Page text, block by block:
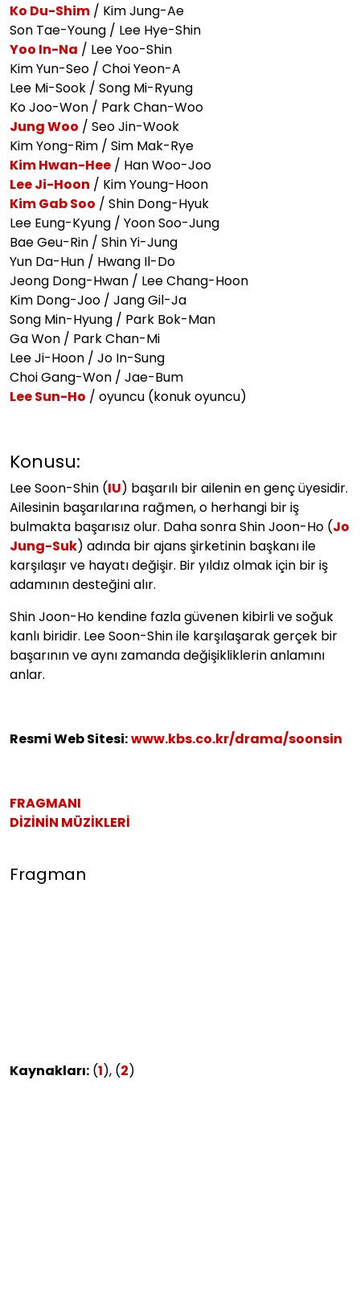
Ko Du-Shim / Kim Jung-Ae
Son Tae-Young / Lee Hye-Shin
Yoo In-Na / Lee Yoo-Shin
Kim Yun-Seo / Choi Yeon-A
Lee Mi-Sook / Song Mi-Ryung
Ko Joo-Won / Park Chan-Woo
Jung Woo / Seo Jin-Wook
Kim Yong-Rim / Sim Mak-Rye
Kim Hwan-Hee / Han Woo-Joo
Lee Ji-Hoon / Kim Young-Hoon
Kim Gab Soo / Shin Dong-Hyuk
Lee Eung-Kyung / Yoon Soo-Jung
Bae Geu-Rin / Shin Yi-Jung
Yun Da-Hun / Hwang Il-Do
Jeong Dong-Hwan / Lee Chang-Hoon
Kim Dong-Joo / Jang Gil-Ja
Song Min-Hyung / Park Bok-Man
Ga Won / Park Chan-Mi
Lee Ji-Hoon / Jo In-Sung
Choi Gang-Won / Jae-Bum
Lee Sun-Ho / oyuncu (konuk oyuncu)
Konusu:
Lee Soon-Shin (IU) başarılı bir ailenin en genç üyesidir.
Ailesinin başarılarına rağmen, o herhangi bir iş
bulmakta başarısız olur. Daha sonra Shin Joon-Ho (Jo
Jung-Suk) adında bir ajans şirketinin başkanı ile
karşılaşır ve hayatı değişir. Bir yıldız olmak için bir iş
adamının desteğini alır.
Shin Joon-Ho kendine fazla güvenen kibirli ve soğuk
kanlı biridir. Lee Soon-Shin ile karşılaşarak gerçek bir
başarının ve aynı zamanda değişikliklerin anlamını
anlar.
Resmi Web Sitesi:www.kbs.co.kr/drama/soonsin
FRAGMANI
DİZİNİN MÜZİKLERİ
Fragman
Kaynakları: (1), (2)